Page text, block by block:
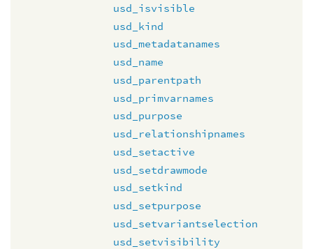
usd_isvisible
usd_kind
usd_metadatanames
usd_name
usd_parentpath
usd_primvarnames
usd_purpose
usd_relationshipnames
usd_setactive
usd_setdrawmode
usd_setkind
usd_setpurpose
usd_setvariantselection
usd_setvisibility